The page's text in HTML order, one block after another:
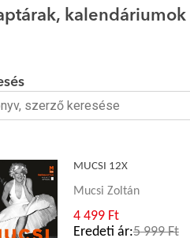
kalendáriumok
MUCSI 12X
Mucsi Zoltán
4 499 Ft
Eredeti ár:5 999 Ft